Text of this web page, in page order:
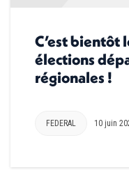
C’est bientôt
élections
régionales !
FEDERAL 10 juin